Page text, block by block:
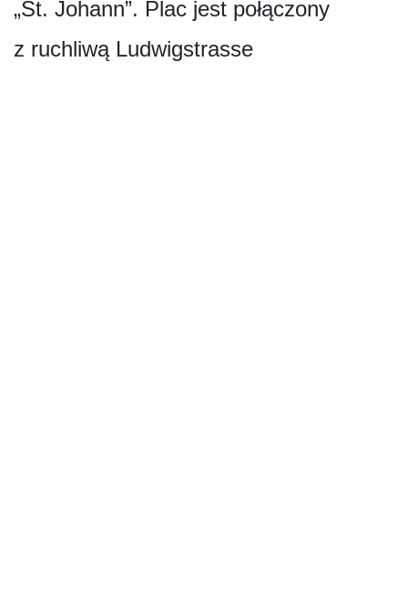
„St. Johann”. Plac jest połączony
z ruchliwą Ludwigstrasse